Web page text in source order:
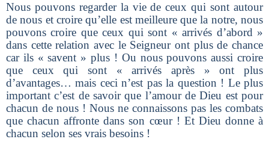
Nous pouvons regarder la vie de ceux qui sont autour
de nous et croire qu’elle est meilleure que la notre, nous
pouvons croire que ceux qui sont « arrivés d’abord »
dans cette relation avec le Seigneur ont plus de chance
car ils « savent » plus ! Ou nous pouvons aussi croire
que ceux qui sont « arrivés après » ont plus
d’avantages… mais ceci n’est pas la question ! Le plus
important c’est de savoir que l’amour de Dieu est pour
chacun de nous ! Nous ne connaissons pas les combats
que chacun affronte dans son cœur ! Et Dieu donne à
chacun selon ses vrais besoins !